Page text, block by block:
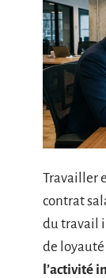
Travailler
contrat
du travail
de loyauté
l’activité